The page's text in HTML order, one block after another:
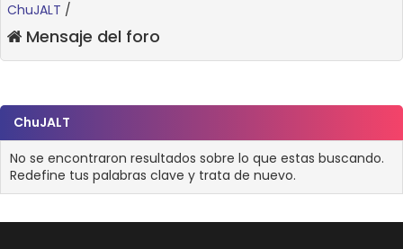
ChuJALT /
Mensaje del foro
ChuJALT
No se encontraron resultados sobre lo que estas buscando.
Redefine tus palabras clave y trata de nuevo.